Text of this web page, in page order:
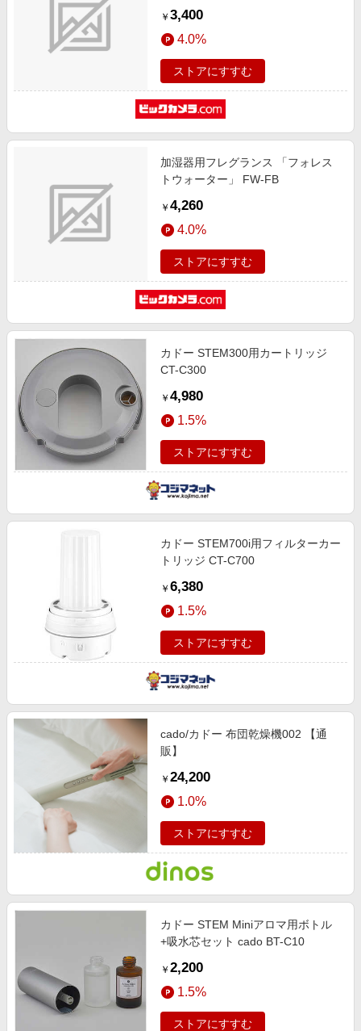
￥ 3,400
4.0%
ストアにすすむ
加湿器用フレグランス 「フォレス
トウォーター」 FW-FB
￥ 4,260
4.0%
ストアにすすむ
カドー STEM300用カートリッジ
CT-C300
￥ 4,980
1.5%
ストアにすすむ
カドー STEM700i用フィルターカー
トリッジ CT-C700
￥ 6,380
1.5%
ストアにすすむ
cado/カドー 布団乾燥機002 【通
販】
￥ 24,200
1.0%
ストアにすすむ
カドー STEM Miniアロマ用ボトル
+吸水芯セット cado BT-C10
￥ 2,200
1.5%
ストアにすすむ